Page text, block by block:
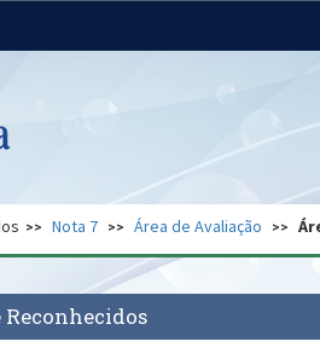
Regional
Gabinete de Segurança
Nota 7 Área de Avaliação
Reconhecidos